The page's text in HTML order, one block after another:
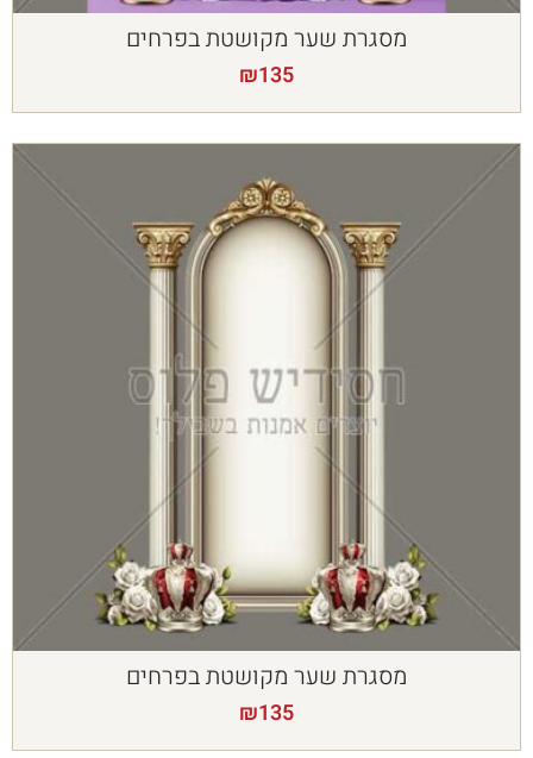
מסגרת שער מקושטת בפרחים
₪135
מסגרת שער מקושטת בפרחים
₪135